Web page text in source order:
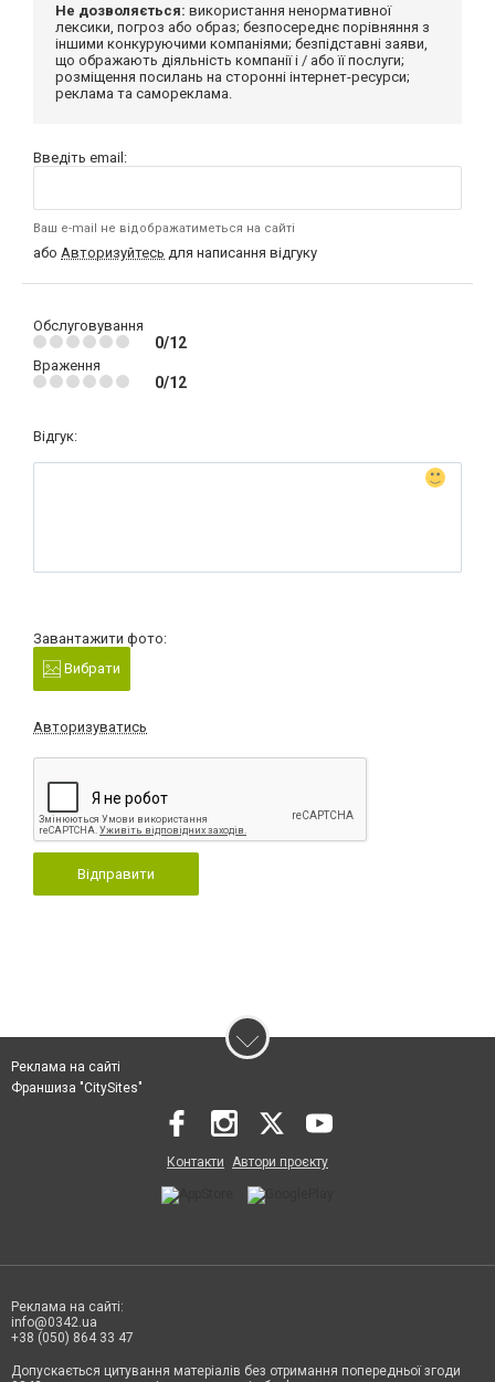
Не дозволяється: використання ненормативної
лексики, погроз або образ; безпосереднє порівняння з
іншими конкуруючими компаніями; безпідставні заяви,
що ображають діяльність компанії і / або її послуги;
розміщення посилань на сторонні інтернет-ресурси;
реклама та самореклама.
Введіть email:
Ваш e-mail не відображатиметься на сайті
або Авторизуйтесь для написання відгуку
Обслуговування
0/12
Враження
0/12
Відгук:
Завантажити фото:
Вибрати
Авторизуватись
Відправити
Реклама на сайті
Франшиза "CitySites"
Контакти Автори проєкту
Реклама на сайті:
info@0342.ua
+38 (050) 864 33 47
Допускається цитування матеріалів без отримання попередньої згоди